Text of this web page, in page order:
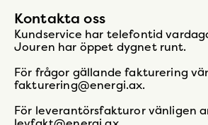
Kontakta oss
Kundservice har telefontid
Jouren har öppet dygnet runt.
För frågor gällande fakturering
fakturering@energi.ax.
För leverantörsfakturor vänligen